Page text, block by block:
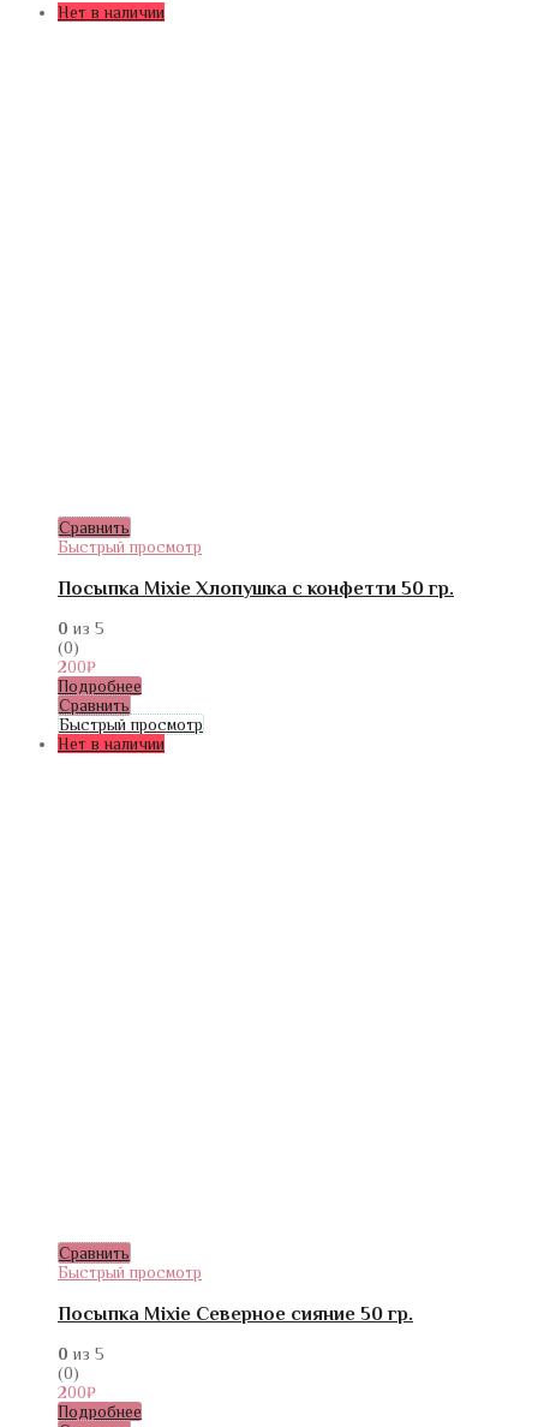
Нет в наличии
Сравнить
Быстрый просмотр
Посыпка Mixie Хлопушка с конфетти 50 гр.
0 из 5
(0)
200₽
Подробнее
Сравнить
Быстрый просмотр
Нет в наличии
Сравнить
Быстрый просмотр
Посыпка Mixie Северное сияние 50 гр.
0 из 5
(0)
200₽
Подробнее